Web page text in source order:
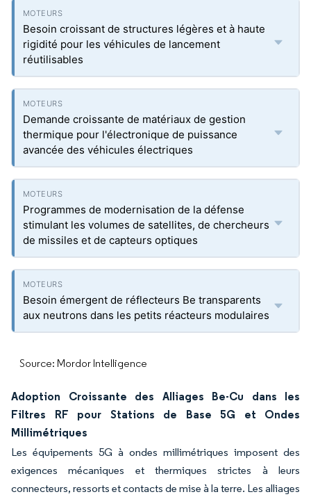
Besoin croissant de structures légères et à haute
rigidité pour les véhicules de lancement
réutilisables
Demande croissante de matériaux de gestion
thermique pour l'électronique de puissance
avancée des véhicules électriques
Programmes de modernisation de la défense
stimulant les volumes de satellites, de chercheurs
de missiles et de capteurs optiques
Besoin émergent de réflecteurs Be transparents
aux neutrons dans les petits réacteurs modulaires
Source: Mordor Intelligence
Adoption Croissante des Alliages Be-Cu dans les
Filtres RF pour Stations de Base 5G et Ondes
Millimétriques
Les équipements 5G à ondes millimétriques imposent des
exigences mécaniques et thermiques strictes à leurs
connecteurs, ressorts et contacts de mise à la terre. Les alliages